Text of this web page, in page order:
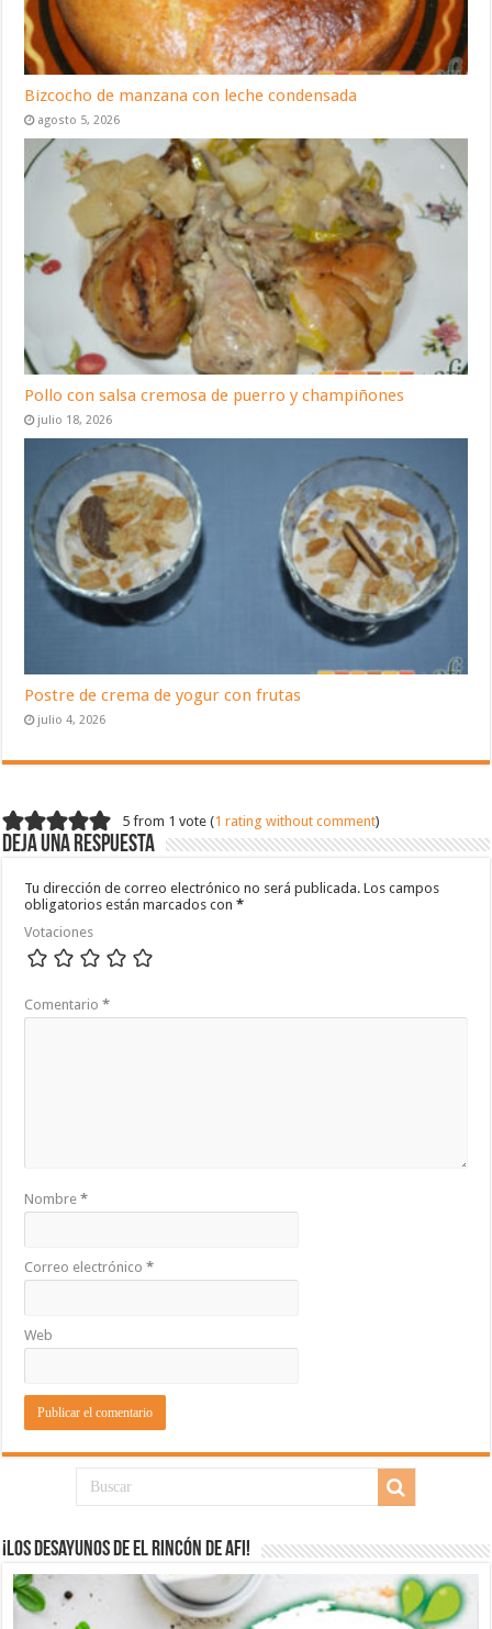
Bizcocho de manzana con leche condensada
agosto 5, 2026
Pollo con salsa cremosa de puerro y champiñones
julio 18, 2026
Postre de crema de yogur con frutas
julio 4, 2026
5 from 1 vote (1 rating without comment)
Deja una respuesta
Tu dirección de correo electrónico no será publicada. Los campos
obligatorios están marcados con*
Votaciones
Comentario*
Nombre*
Correo electrónico*
Web
¡Los desayunos de El Rincón de Afi!